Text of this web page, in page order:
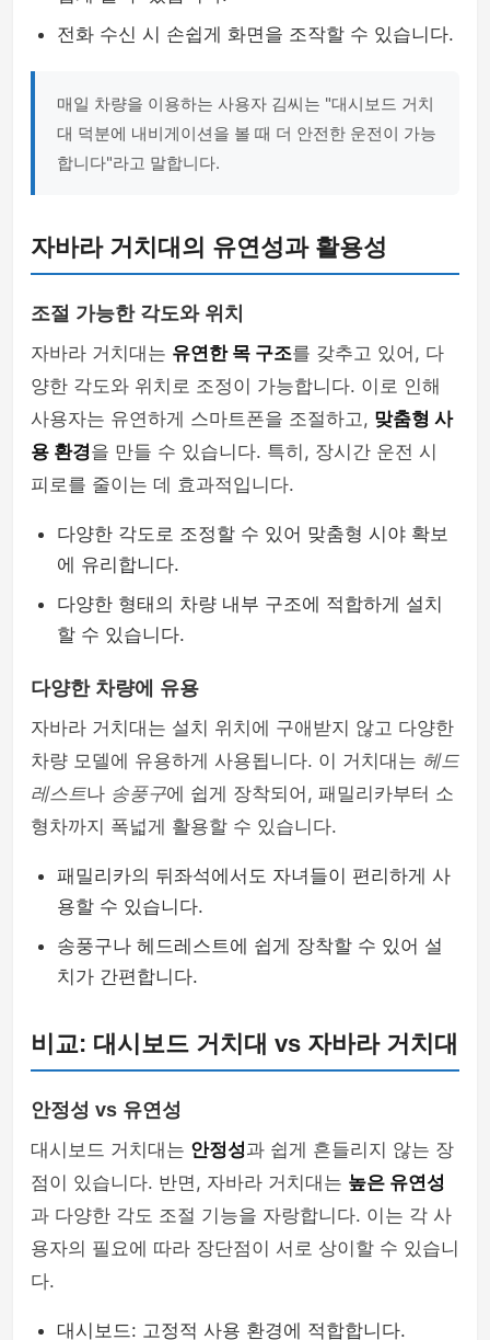
전화 수신 시 손쉽게 화면을 조작할 수 있습니다.
매일 차량을 이용하는 사용자 김씨는 "대시보드 거치
대 덕분에 내비게이션을 볼 때 더 안전한 운전이 가능
합니다"라고 말합니다.
자바라 거치대의 유연성과 활용성
조절 가능한 각도와 위치
자바라 거치대는 유연한 목 구조를 갖추고 있어, 다
양한 각도와 위치로 조정이 가능합니다. 이로 인해
사용자는 유연하게 스마트폰을 조절하고, 맞춤형 사
용 환경을 만들 수 있습니다. 특히, 장시간 운전 시
피로를 줄이는 데 효과적입니다.
다양한 각도로 조정할 수 있어 맞춤형 시야 확보
에 유리합니다.
다양한 형태의 차량 내부 구조에 적합하게 설치
할 수 있습니다.
다양한 차량에 유용
자바라 거치대는 설치 위치에 구애받지 않고 다양한
차량 모델에 유용하게 사용됩니다. 이 거치대는 헤드
레스트나 송풍구에 쉽게 장착되어, 패밀리카부터 소
형차까지 폭넓게 활용할 수 있습니다.
패밀리카의 뒤좌석에서도 자녀들이 편리하게 사
용할 수 있습니다.
송풍구나 헤드레스트에 쉽게 장착할 수 있어 설
치가 간편합니다.
비교: 대시보드 거치대 vs 자바라 거치대
안정성 vs 유연성
대시보드 거치대는 안정성과 쉽게 흔들리지 않는 장
점이 있습니다. 반면, 자바라 거치대는 높은 유연성
과 다양한 각도 조절 기능을 자랑합니다. 이는 각 사
용자의 필요에 따라 장단점이 서로 상이할 수 있습니
다.
대시보드: 고정적 사용 환경에 적합합니다.